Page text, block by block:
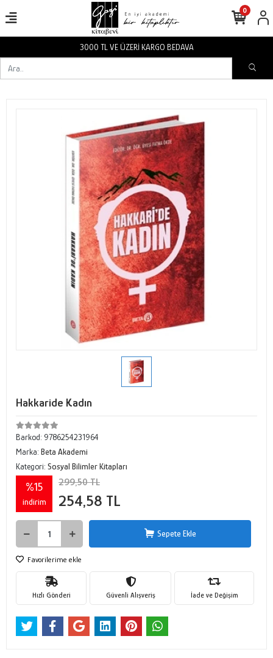
3000 TL VE ÜZERİ KARGO BEDAVA
0
Hakkaride Kadın
Barkod: 9786254231964
Marka: Beta Akademi
Kategori: Sosyal Bilimler Kitapları
%15
indirim
299,50 TL
254,58 TL
Sepete Ekle
Favorilerime ekle
Hızlı Gönderi Güvenli Alışveriş İade ve Değişim